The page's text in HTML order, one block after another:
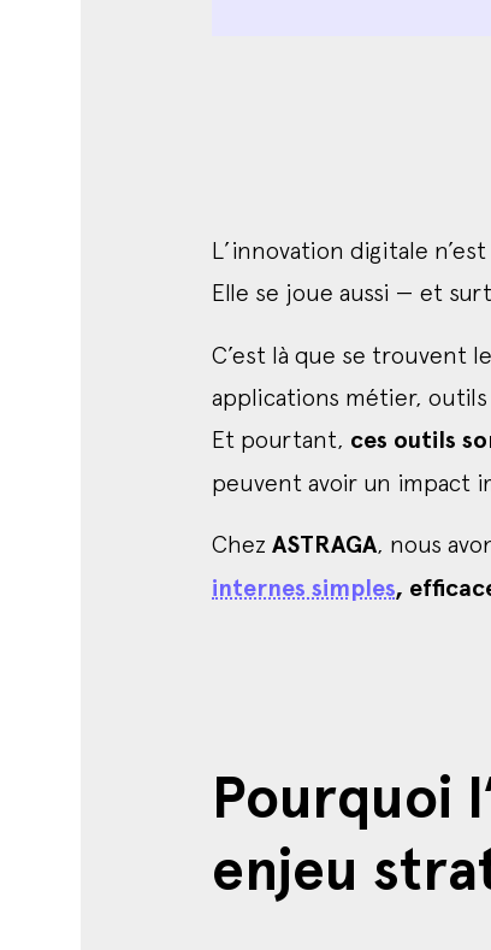
L’innovation digitale
Elle se joue aussi — et
C’est là que se trouvent
applications métier,
Et pourtant, ces outils
peuvent avoir un impact
Chez ASTRAGA, nous
internes simples,
Pourquoi
enjeu